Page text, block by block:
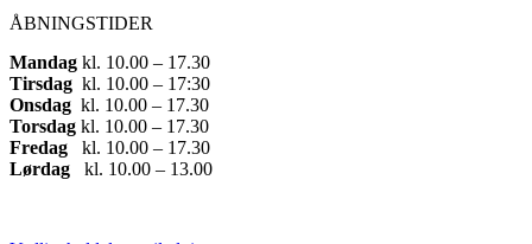
ÅBNINGSTIDER
Mandag ​ kl. 10.00 – 17.30​
Tirsdag ​ kl. 10.00 – 17:30​
Onsdag ​ kl. 10.00 – 17.30​
Torsdag ​ kl. 10.00 – 17.30​
Fredag ​ kl. 10.00 – 17.30​
Lørdag ​ kl. 10.00 – 13.00